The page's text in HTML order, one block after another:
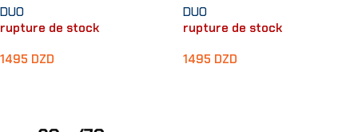
DUO
rupture de stock
1495 DZD
DUO
rupture de stock
1495 DZD